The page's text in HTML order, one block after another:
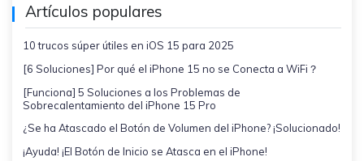
Artículos populares
10 trucos súper útiles en iOS 15 para 2025
[6 Soluciones] Por qué el iPhone 15 no se Conecta a WiFi？
[Funciona] 5 Soluciones a los Problemas de
Sobrecalentamiento del iPhone 15 Pro
¿Se ha Atascado el Botón de Volumen del iPhone? ¡Solucionado!
¡Ayuda! ¡El Botón de Inicio se Atasca en el iPhone!